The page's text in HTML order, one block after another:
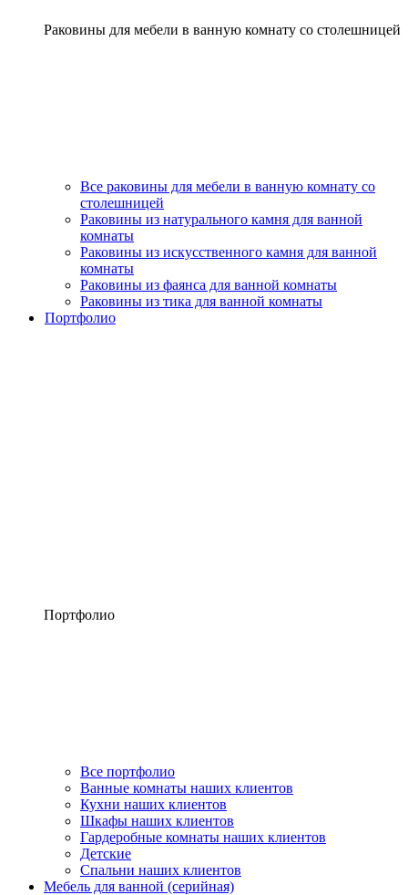
Раковины для мебели в ванную комнату со столешницей
Все раковины для мебели в ванную комнату со
столешницей
Раковины из натурального камня для ванной
комнаты
Раковины из искусственного камня для ванной
комнаты
Раковины из фаянса для ванной комнаты
Раковины из тика для ванной комнаты
Портфолио
Портфолио
Все портфолио
Ванные комнаты наших клиентов
Кухни наших клиентов
Шкафы наших клиентов
Гардеробные комнаты наших клиентов
Детские
Спальни наших клиентов
Мебель для ванной (серийная)